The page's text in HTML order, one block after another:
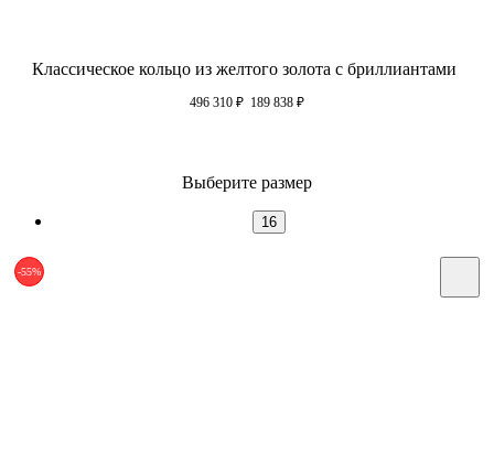
Классическое кольцо из желтого золота с бриллиантами
496 310 ₽ 189 838 ₽
Выберите размер
16
-55%